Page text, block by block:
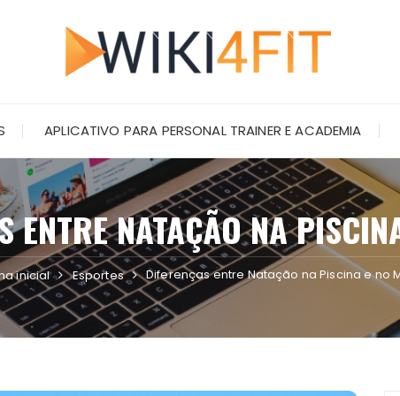
APLICATIVO PARA PERSONAL TRAINER E ACADEMIA
ENTRE NATAÇÃO NA
inicial Esportes Diferenças entre Natação na Piscina e no